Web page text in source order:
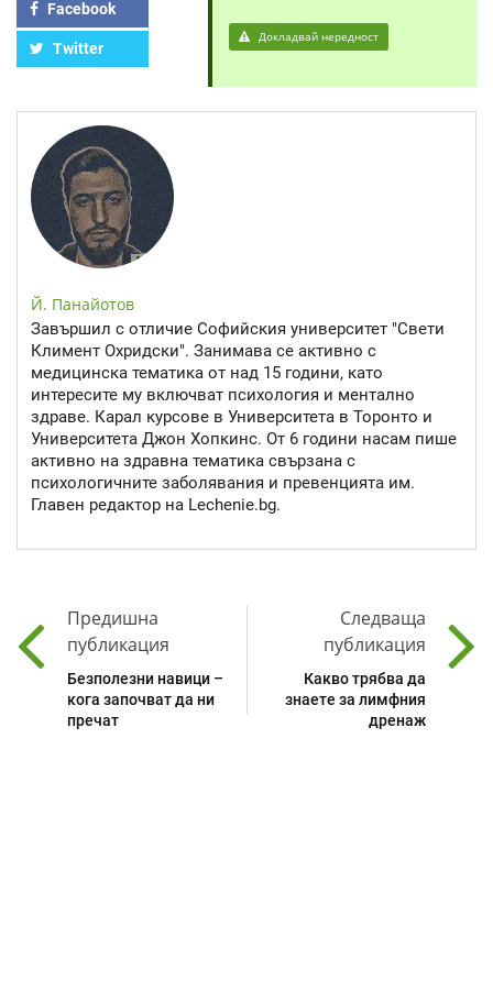
Facebook
Twitter
Докладвай нередност
Й. Панайотов
Завършил с отличие Софийския университет "Свети
Климент Охридски". Занимава се активно с
медицинска тематика от над 15 години, като
интересите му включват психология и ментално
здраве. Карал курсове в Университета в Торонто и
Университета Джон Хопкинс. От 6 години насам пише
активно на здравна тематика свързана с
психологичните заболявания и превенцията им.
Главен редактор на Lechenie.bg.
Предишна
публикация
Безполезни навици –
кога започват да ни
пречат
Следваща
публикация
Какво трябва да
знаете за лимфния
дренаж